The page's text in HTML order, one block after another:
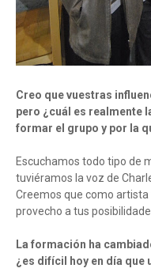
Creo que vuestras
pero ¿cuál es realmente
formar el grupo y por la
Escuchamos todo tipo de
tuviéramos la voz de
Creemos que como
provecho a tus
La formación ha
¿es difícil hoy en día que